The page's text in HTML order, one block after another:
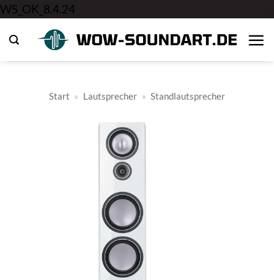
WS_OK_8.4.24
springen
Start » Lautsprecher » Standlautsprecher